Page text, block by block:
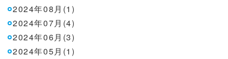
2024年08月(1)
2024年07月(4)
2024年06月(3)
2024年05月(1)